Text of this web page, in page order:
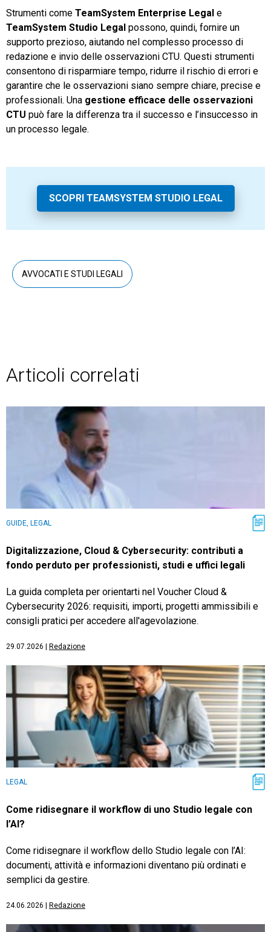
Strumenti come TeamSystem Enterprise Legal e
TeamSystem Studio Legal possono, quindi, fornire un
supporto prezioso, aiutando nel complesso processo di
redazione e invio delle osservazioni CTU. Questi strumenti
consentono di risparmiare tempo, ridurre il rischio di errori e
garantire che le osservazioni siano sempre chiare, precise e
professionali. Una gestione efficace delle osservazioni
CTU può fare la differenza tra il successo e l’insuccesso in
un processo legale.
SCOPRI TEAMSYSTEM STUDIO LEGAL
AVVOCATI E STUDI LEGALI
Articoli correlati
GUIDE, LEGAL
Digitalizzazione, Cloud & Cybersecurity: contributi a
fondo perduto per professionisti, studi e uffici legali
La guida completa per orientarti nel Voucher Cloud &
Cybersecurity 2026: requisiti, importi, progetti ammissibili e
consigli pratici per accedere all'agevolazione.
29.07.2026 Redazione
LEGAL
Come ridisegnare il workflow di uno Studio legale con
l’AI?
Come ridisegnare il workflow dello Studio legale con l’AI:
documenti, attività e informazioni diventano più ordinati e
semplici da gestire.
24.06.2026 Redazione